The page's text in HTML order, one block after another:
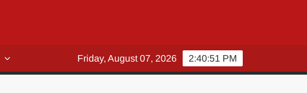
2:40:52 PM
Friday, August 07, 2026